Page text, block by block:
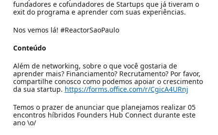
fundadores e cofundadores de Startups que já tiveram o
exit do programa e aprender com suas experiências.
Nos vemos lá! #ReactorSaoPaulo
Conteúdo
Além de networking, sobre o que você gostaria de
aprender mais? Financiamento? Recrutamento? Por favor,
compartilhe conosco como podemos apoiar o crescimento
da sua startup. https://forms.office.com/r/CgicA4URnj
Temos o prazer de anunciar que planejamos realizar 05
encontros híbridos Founders Hub Connect durante este
ano \o/